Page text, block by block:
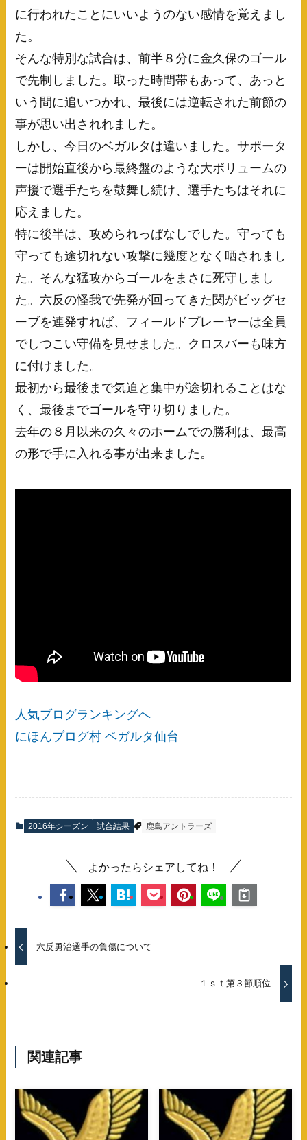
に行われたことにいいようのない感情を覚えまし
た。
そんな特別な試合は、前半８分に金久保のゴール
で先制しました。取った時間帯もあって、あっと
いう間に追いつかれ、最後には逆転された前節の
事が思い出されれました。
しかし、今日のベガルタは違いました。サポータ
ーは開始直後から最終盤のような大ボリュームの
声援で選手たちを鼓舞し続け、選手たちはそれに
応えました。
特に後半は、攻められっぱなしでした。守っても
守っても途切れない攻撃に幾度となく晒されまし
た。そんな猛攻からゴールをまさに死守しまし
た。六反の怪我で先発が回ってきた関がビッグセ
ーブを連発すれば、フィールドプレーヤーは全員
でしつこい守備を見せました。クロスバーも味方
に付けました。
最初から最後まで気迫と集中が途切れることはな
く、最後までゴールを守り切りました。
去年の８月以来の久々のホームでの勝利は、最高
の形で手に入れる事が出来ました。
人気ブログランキングへ
にほんブログ村 ベガルタ仙台
2016年シーズン 試合結果 鹿島アントラーズ
よかったらシェアしてね！
六反勇治選手の負傷について
１ｓｔ第３節順位
関連記事